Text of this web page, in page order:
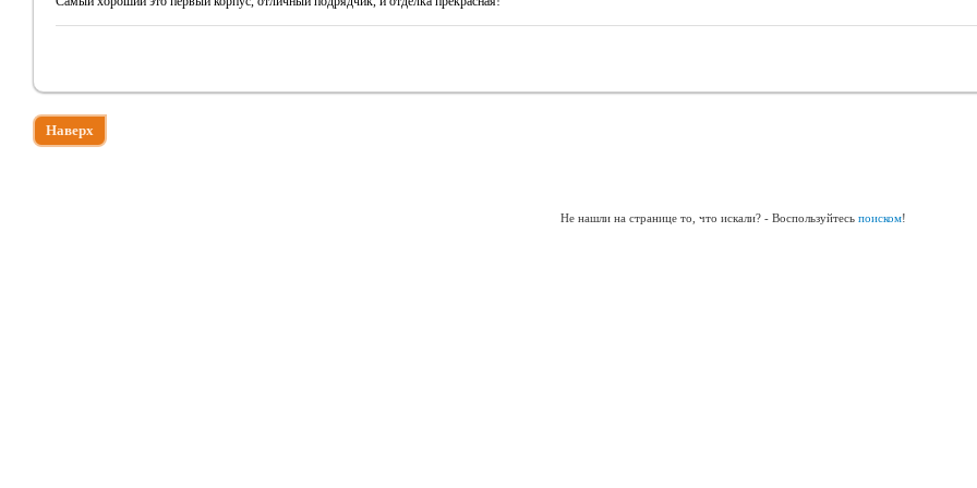
Наверх
Не нашли на странице то, что искали? - Воспользуйтесь поиском!